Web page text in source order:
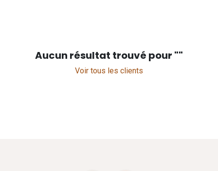
Aucun résultat trouvé pour ""
Voir tous les clients